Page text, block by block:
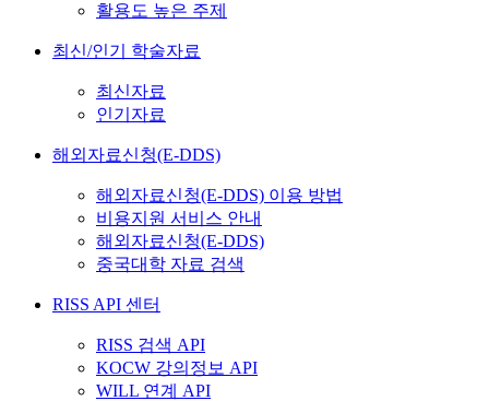
활용도 높은 주제
최신/인기 학술자료
최신자료
인기자료
해외자료신청(E-DDS)
해외자료신청(E-DDS) 이용 방법
비용지원 서비스 안내
해외자료신청(E-DDS)
중국대학 자료 검색
RISS API 센터
RISS 검색 API
KOCW 강의정보 API
WILL 연계 API